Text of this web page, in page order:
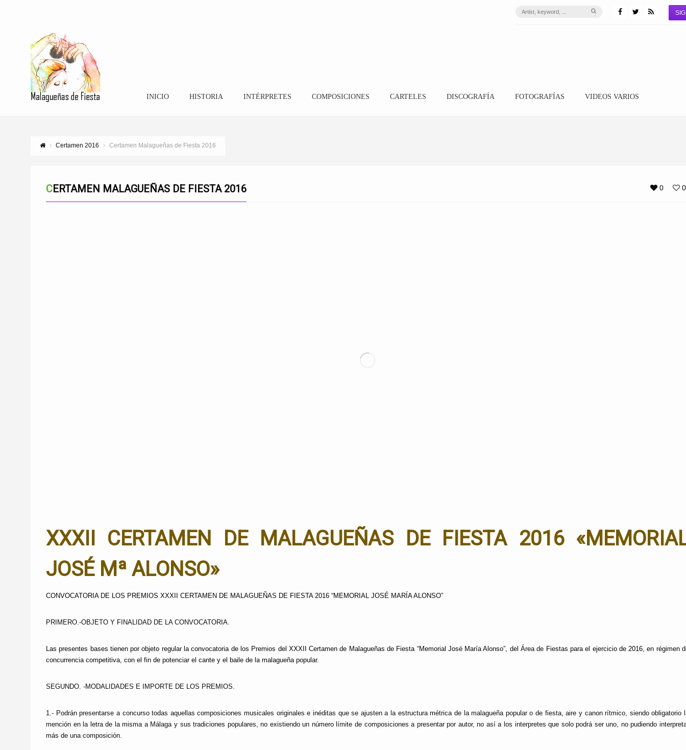
INICIO HISTORIA INTÉRPRETES COMPOSICIONES CARTELES DISCOGRAFÍA FOTOGRAFÍAS VIDEOS VARIOS
Certamen 2016 Certamen Malagueñas de Fiesta 2016
0 0
CERTAMEN MALAGUEÑAS DE FIESTA 2016
XXXII CERTAMEN DE MALAGUEÑAS DE FIESTA 2016
JOSÉ Mª ALONSO»
CONVOCATORIA DE LOS PREMIOS XXXII CERTAMEN DE MALAGUEÑAS DE FIESTA 2016 “MEMORIAL JOSÉ MARÍA ALONSO”
PRIMERO.-OBJETO Y FINALIDAD DE LA CONVOCATORIA.
Las presentes bases tienen por objeto regular la convocatoria de los Premios del XXXII Certamen de Malagueñas de Fiesta “Memorial José María Alonso”, del Área de Fiestas para el ejercicio de 2016, en régimen
concurrencia competitiva, con el fin de potenciar el cante y el baile de la malagueña popular.
SEGUNDO. -MODALIDADES E IMPORTE DE LOS PREMIOS.
1.- Podrán presentarse a concurso todas aquellascomposiciones musicales originales e inéditas que se ajusten a la estructura métrica de la malagueña popular o de fiesta, aire y canon rítmico, siendo obligatorio
mención en la letra de la misma a Málaga y sus tradiciones populares, no existiendo un número límite de composiciones a presentar por autor, no así a los interpretes que solo podrá ser uno, no pudiendo
más de una composición.